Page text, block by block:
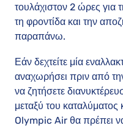
τουλάχιστον 2 ώρες για
τη φροντίδα και την
παραπάνω.
Εάν δεχτείτε μία
αναχωρήσει πριν από
να ζητήσετε
μεταξύ του
Olympic Air θα πρέπει